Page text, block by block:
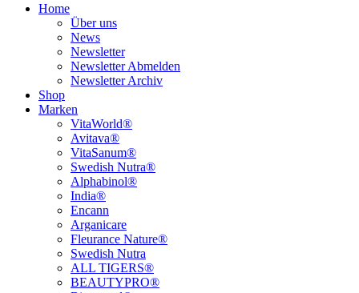
Home
Über uns
News
Newsletter
Newsletter Abmelden
Newsletter Archiv
Shop
Marken
VitaWorld®
Avitava®
VitaSanum®
Swedish Nutra®
Alphabinol®
India®
Encann
Arganicare
Fleurance Nature®
Swedish Nutra
ALL TIGERS®
BEAUTYPRO®